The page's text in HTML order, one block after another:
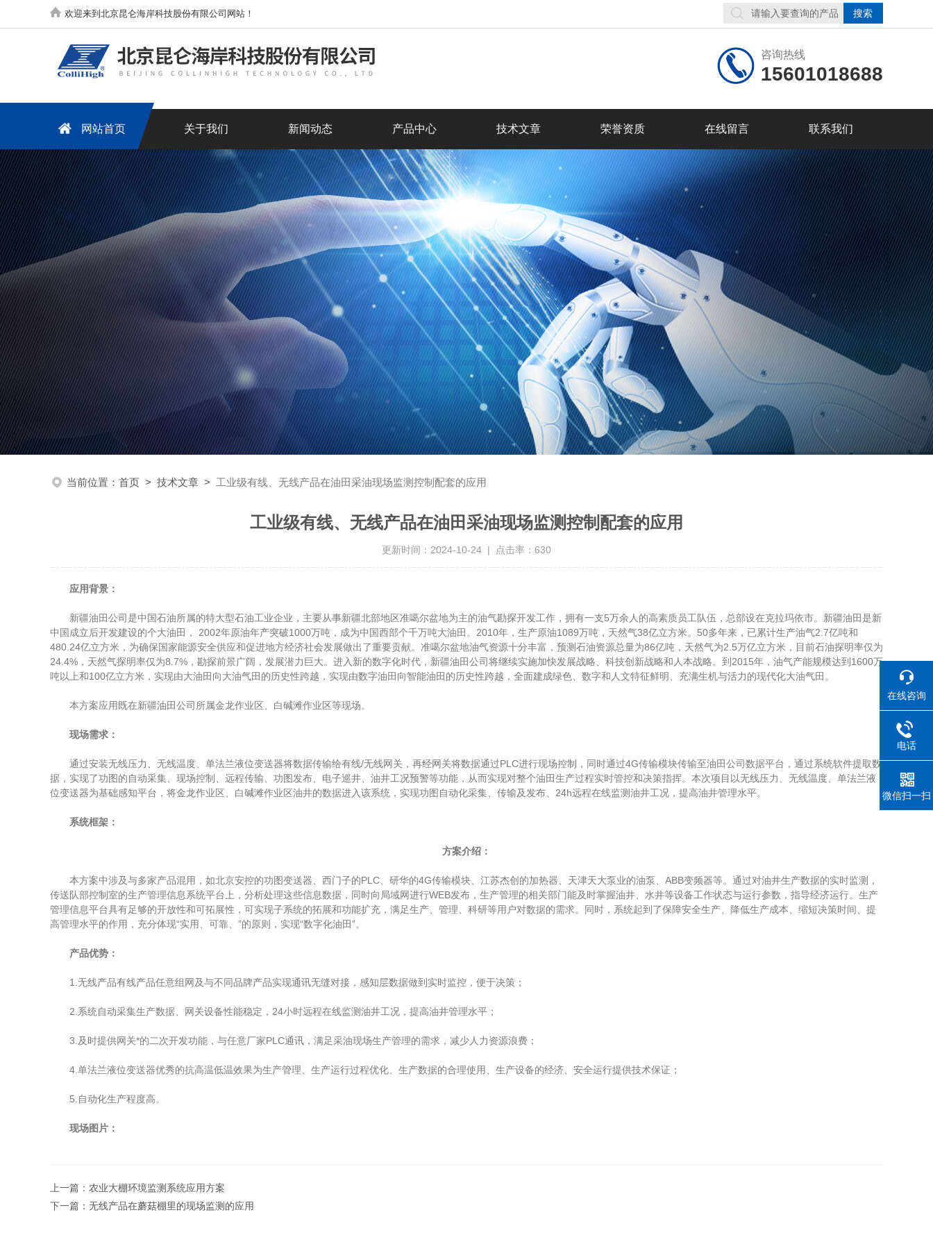
欢迎来到北京昆仑海岸科技股份有限公司网站！
咨询热线
15601018688
网站首页 关于我们 新闻动态 产品中心 技术文章 荣誉资质 在线留言 联系我们
当前位置： 首页 > 技术文章 > 工业级有线、无线产品在油田采油现场监测控制配套的应用
工业级有线、无线产品在油田采油现场监测控制配套的应用
更新时间：2024-10-24 | 点击率：630
应用背景：
新疆油田公司是中国石油所属的特大型石油工业企业，主要从事新疆北部地区准噶尔盆地为主的油气勘探开发工作，拥有一支5万余人的高素质员工队伍，总部设在克拉玛依市。新疆油田是新
中国成立后开发建设的个大油田， 2002年原油年产突破1000万吨，成为中国西部个千万吨大油田。2010年，生产原油1089万吨，天然气38亿立方米。50多年来，已累计生产油气2.7亿吨和
480.24亿立方米，为确保国家能源安全供应和促进地方经济社会发展做出了重要贡献。准噶尔盆地油气资源十分丰富，预测石油资源总量为86亿吨，天然气为2.5万亿立方米，目前石油探明率仅为
24.4%，天然气探明率仅为8.7%，勘探前景广阔，发展潜力巨大。进入新的数字化时代，新疆油田公司将继续实施加快发展战略、科技创新战略和人本战略。到2015年，油气产能规模达到1600万
吨以上和100亿立方米，实现由大油田向大油气田的历史性跨越，实现由数字油田向智能油田的历史性跨越，全面建成绿色、数字和人文特征鲜明、充满生机与活力的现代化大油气田。
本方案应用既在新疆油田公司所属金龙作业区、白碱滩作业区等现场。
现场需求：
通过安装无线压力、无线温度、单法兰液位变送器将数据传输给有线/无线网关，再经网关将数据通过PLC进行现场控制，同时通过4G传输模块传输至油田公司数据平台，通过系统软件提取数
据，实现了功图的自动采集、现场控制、远程传输、功图发布、电子巡井、油井工况预警等功能，从而实现对整个油田生产过程实时管控和决策指挥。本次项目以无线压力、无线温度、单法兰液
位变送器为基础感知平台，将金龙作业区、白碱滩作业区油井的数据进入该系统，实现功图自动化采集、传输及发布、24h远程在线监测油井工况，提高油井管理水平。
系统框架：
方案介绍：
本方案中涉及与多家产品混用，如北京安控的功图变送器、西门子的PLC、研华的4G传输模块、江苏杰创的加热器、天津天大泵业的油泵、ABB变频器等。通过对油井生产数据的实时监测，
传送队部控制室的生产管理信息系统平台上，分析处理这些信息数据，同时向局域网进行WEB发布，生产管理的相关部门能及时掌握油井、水井等设备工作状态与运行参数，指导经济运行。生产
管理信息平台具有足够的开放性和可拓展性，可实现子系统的拓展和功能扩充，满足生产、管理、科研等用户对数据的需求。同时，系统起到了保障安全生产、降低生产成本、缩短决策时间、提
高管理水平的作用，充分体现“实用、可靠、”的原则，实现“数字化油田”。
产品优势：
1.无线产品有线产品任意组网及与不同品牌产品实现通讯无缝对接，感知层数据做到实时监控，便于决策；
2.系统自动采集生产数据、网关设备性能稳定，24小时远程在线监测油井工况，提高油井管理水平；
3.及时提供网关*的二次开发功能，与任意厂家PLC通讯，满足采油现场生产管理的需求，减少人力资源浪费；
4.单法兰液位变送器优秀的抗高温低温效果为生产管理、生产运行过程优化、生产数据的合理使用、生产设备的经济、安全运行提供技术保证；
5.自动化生产程度高。
现场图片：
上一篇： 农业大棚环境监测系统应用方案
下一篇： 无线产品在蘑菇棚里的现场监测的应用
在线咨询
电话
微信扫一扫